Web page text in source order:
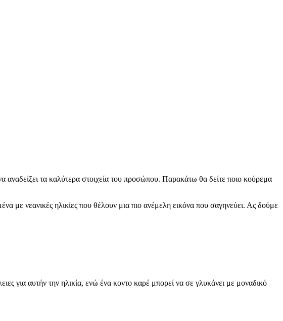
αναδείξει τα καλύτερα στοιχεία του προσώπου. Παρακάτω θα δείτε ποιο κούρεμα
με νεανικές ηλικίες που θέλουν μια πιο ανέμελη εικόνα που σαγηνεύει. Ας δούμε
για αυτήν την ηλικία, ενώ ένα κοντο καρέ μπορεί να σε γλυκάνει με μοναδικό